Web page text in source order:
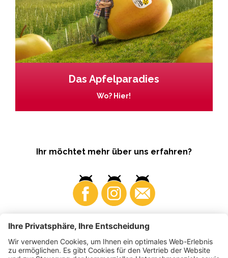
Das Apfelparadies
Wo? Hier!
Ihr möchtet mehr über uns erfahren?
Business Produzenten